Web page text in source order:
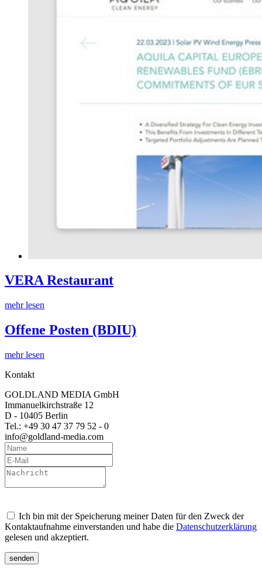
VERA Restaurant
mehr lesen
Offene Posten (BDIU)
mehr lesen
Kontakt
GOLDLAND MEDIA GmbH
Immanuelkirchstraße 12
D - 10405 Berlin
Tel.: +49 30 47 37 79 52 - 0
info@goldland-media.com
Ich bin mit der Speicherung meiner Daten für den Zweck der
Kontaktaufnahme einverstanden und habe die Datenschutzerklärung
gelesen und akzeptiert.